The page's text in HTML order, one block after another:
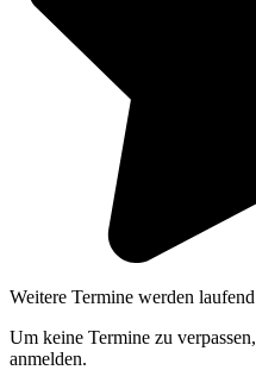
Weitere Termine werden
Um keine Termine zu
anmelden.